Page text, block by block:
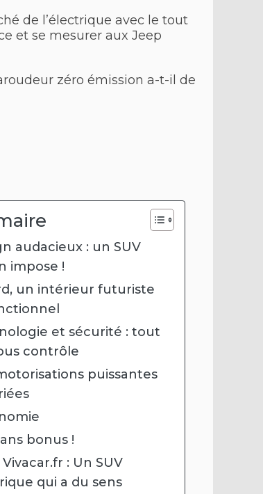
de l’électrique avec le tout
et se mesurer aux Jeep
zéro émission a-t-il de
audacieux : un SUV
impose !
un intérieur futuriste
et sécurité : tout
contrôle
puissantes
bonus !
Vivacar.fr : Un SUV
qui a du sens